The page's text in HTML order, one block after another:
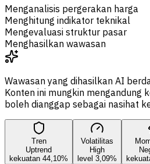
Menganalisis pergerakan harga
Menghitung indikator teknikal
Mengevaluasi struktur pasar
Menghasilkan wawasan
Wawasan yang dihasilkan AI
Konten ini mungkin mengandung
boleh dianggap sebagai nasihat
Tren
Uptrend
kekuatan 44,10%
Volatilitas
High
level 3,09%